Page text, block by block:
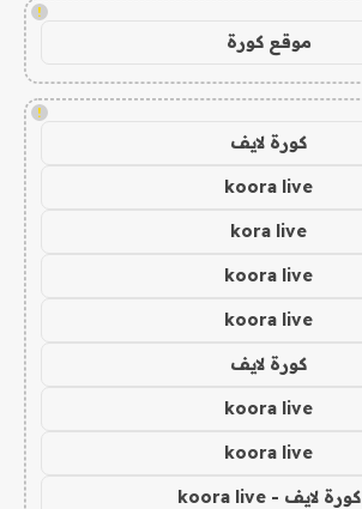
!
موقع كورة
!
كورة لايف
koora live
kora live
koora live
koora live
كورة لايف
koora live
koora live
كورة لايف - koora live